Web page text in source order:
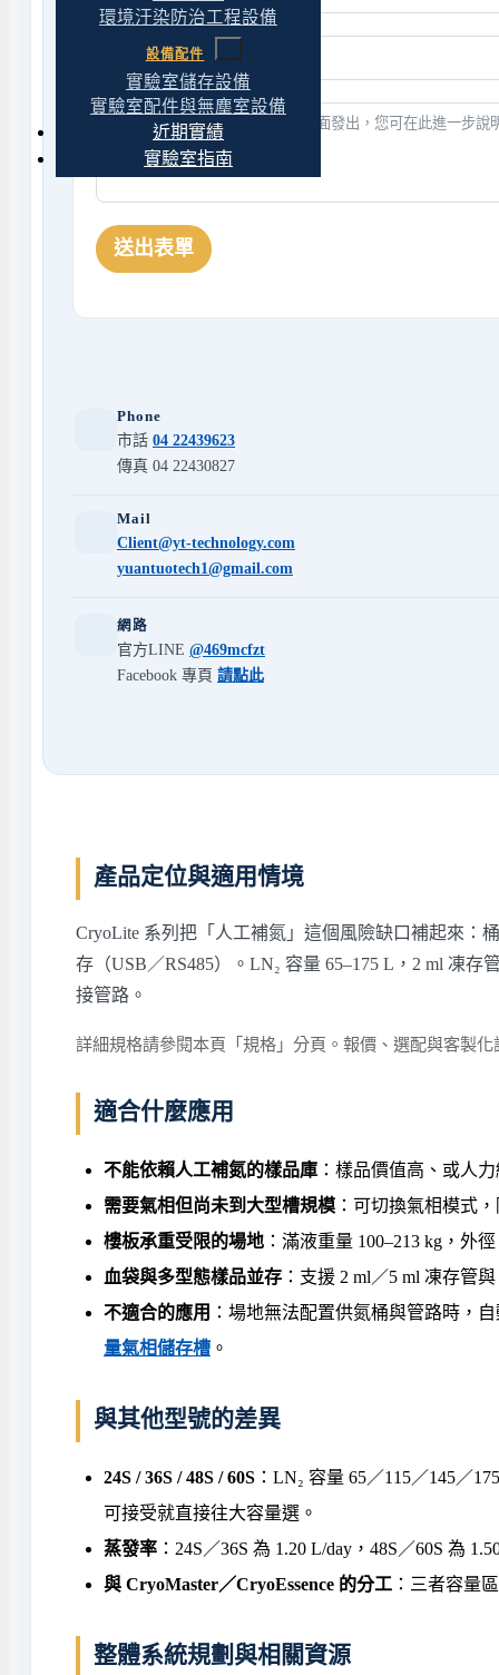
環境汙染防治工程設備
設備配件
實驗室儲存設備
實驗室配件與無塵室設備
近期實績
實驗室指南
送出表單
Phone
市話 04 22439623
傳真 04 22430827
Mail
Client@yt-technology.com
yuantuotech1@gmail.com
網路
官方LINE @469mcfzt
Facebook 專頁 請點此
產品定位與適用情境
CryoLite 系列把「人工補氮」這個風險缺口補起來：
存（USB／RS485）。LN₂ 容量 65–175 L，2 ml 凍
接管路。
詳細規格請參閱本頁「規格」分頁。報價、選配與客製
適合什麼應用
不能依賴人工補氮的樣品庫 ：樣品價值高、或人
需要氣相但尚未到大型槽規模 ：可切換氣相模式
樓板承重受限的場地 ：滿液重量 100–213 kg，外
血袋與多型態樣品並存 ：支援 2 ml／5 ml 凍存管
不適合的應用 ：場地無法配置供氮桶與管路時，
量氣相儲存槽 。
與其他型號的差異
24S / 36S / 48S / 60S ：LN₂ 容量 65／115／145／
可接受就直接往大容量選。
蒸發率 ：24S／36S 為 1.20 L/day，48S／60S 為
與 CryoMaster／CryoEssence 的分工 ：三者容量
整體系統規劃與相關資源